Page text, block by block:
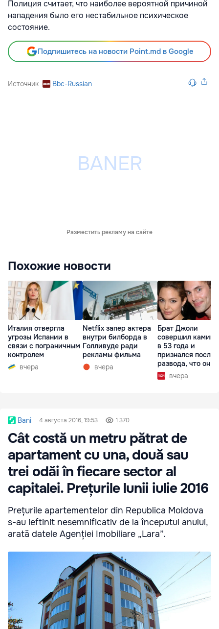
Полиция считает, что наиболее вероятной причиной
нападения было его нестабильное психическое
состояние.
Подпишитесь на новости Point.md в Google
Источник Bbc-Russian
Разместить рекламу на сайте
Похожие новости
Италия отвергла
угрозы Испании в
связи с пограничным
контролем
вчера
Netflix запер актера
внутри билборда в
Голливуде ради
рекламы фильма
вчера
Брат Джоли
совершил
в 53 года и
признался после
развода, что он
вчера
Bani 4 августа 2016, 19:53 1 370
Cât costă un metru pătrat de
apartament cu una, două sau
trei odăi în fiecare sector al
capitalei. Prețurile lunii iulie 2016
Prețurile apartementelor din Republica Moldova
s-au ieftinit nesemnificativ de la începutul anului,
arată datele Agenției Imobiliare „Lara”.